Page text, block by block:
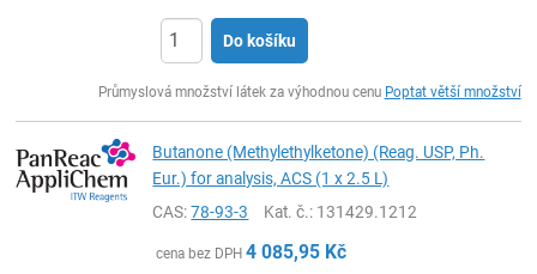
Do košíku
Průmyslová množství látek za výhodnou cenu Poptat větší množství
Butanone (Methylethylketone) (Reag. USP, Ph.
Eur.) for analysis, ACS (1 x 2.5 L)
CAS:78-93-3 Kat. č.: 131429.1212
cena bez DPH 4 085,95 Kč